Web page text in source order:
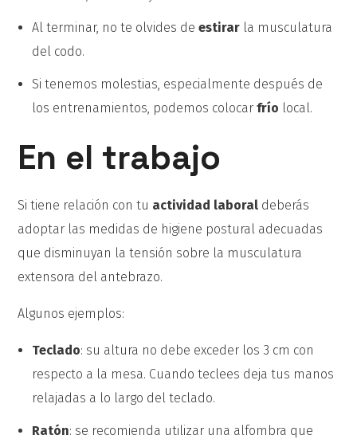
Al terminar, no te olvides de estirar la musculatura
del codo.
Si tenemos molestias, especialmente después de
los entrenamientos, podemos colocar frío local.
En el trabajo
Si tiene relación con tu actividad laboral deberás
adoptar las medidas de higiene postural adecuadas
que disminuyan la tensión sobre la musculatura
extensora del antebrazo.
Algunos ejemplos:
Teclado: su altura no debe exceder los 3 cm con
respecto a la mesa. Cuando teclees deja tus manos
relajadas a lo largo del teclado.
Ratón: se recomienda utilizar una alfombra que